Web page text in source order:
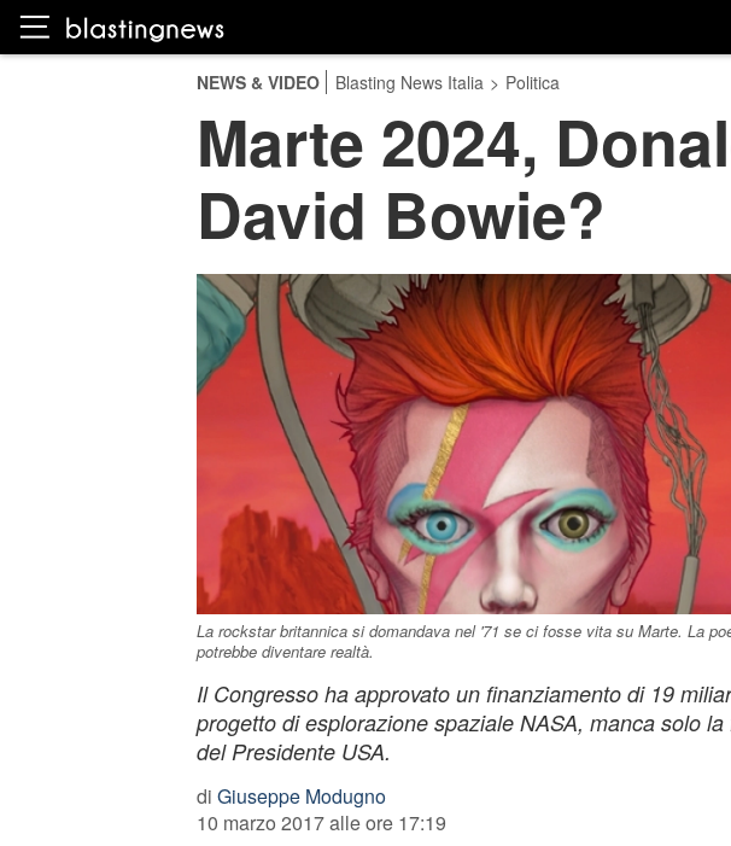
NEWS & VIDEO Blasting News Italia > Politica
Marte 2024,
David Bowie?
La rockstar britannica si domandava nel '71 se ci fosse vita su Marte. La
potrebbe diventare realtà.
Il Congresso ha approvato un finanziamento di 19
progetto di esplorazione spaziale NASA, manca solo la
del Presidente USA.
di Giuseppe Modugno
10 marzo 2017 alle ore 17:19